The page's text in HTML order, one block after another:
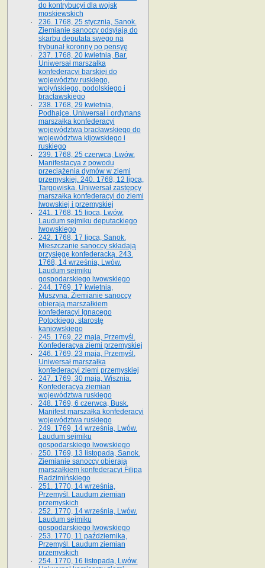
do kontrybucyi dla wojsk
moskiewskich
236. 1768, 25 stycznia, Sanok.
Ziemianie sanoccy odsyłają do
skarbu deputata swego na
trybunał koronny po pensyę
237. 1768, 20 kwietnia, Bar.
Uniwersał marszałka
konfederacyi barskiej do
województw ruskiego,
wołyńskiego, podolskiego i
bracławskiego
238. 1768, 29 kwietnia,
Podhajce. Uniwersał i ordynans
marszałka konfederacyi
województwa bracławskiego do
wo­jewództwa kijowskiego i
ruskiego
239. 1768, 25 czerwca, Lwów.
Manifestacya z powodu
przeciążenia dymów w ziemi
przemyskiej. 240. 1768, 12 lipca,
Targowiska. Uniwersał zastępcy
marszałka konfederacyi do ziemi
lwowskiej i przemyskiej
241. 1768, 15 lipca, Lwów.
Laudum sejmiku deputackiego
lwowskiego
242. 1768, 17 lipca, Sanok.
Mieszczanie sanoccy składają
przysięgę konfederacką. 243.
1768, 14 września, Lwów.
Laudum sejmiku
gospodarskiego lwowskiego
244. 1769, 17 kwietnia,
Muszyna. Ziemianie sanoccy
obierają marszałkiem
konfederacyi Ignacego
Potockiego, starostę
kaniowskiego
245. 1769, 22 maja, Przemyśl.
Konfederacya ziemi przemyskiej
246. 1769, 23 maja, Przemyśl.
Uniwersał marszałka
konfederacyi ziemi przemyskiej
247. 1769, 30 maja, Wisznia.
Konfederacya ziemian
województwa ruskiego
248. 1769, 6 czerwca, Busk.
Manifest marszałka konfederacyi
województwa ruskiego
249. 1769, 14 września, Lwów.
Laudum sejmiku
gospodarskiego lwowskiego
250. 1769, 13 listopada, Sanok.
Ziemianie sanoccy obierają
marszałkiem konfederacyi Filipa
Radzimińskiego
251. 1770, 14 września,
Przemyśl. Laudum ziemian
przemyskich
252. 1770, 14 września, Lwów.
Laudum sejmiku
gospodarskiego lwowskiego
253. 1770, 11 października,
Przemyśl. Laudum ziemian
przemyskich
254. 1770, 16 listopada, Lwów.